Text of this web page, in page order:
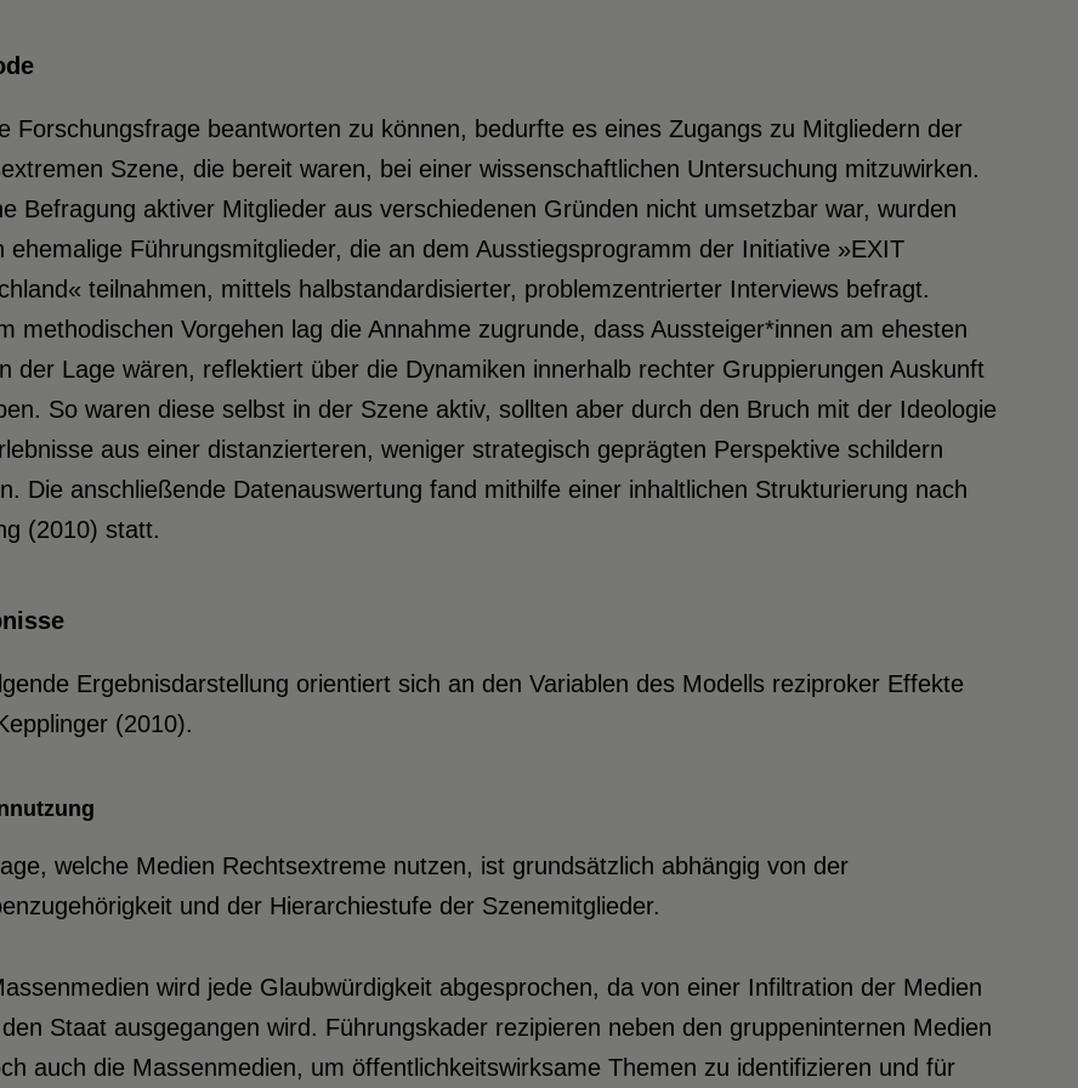
Forschungsfrage beantworten zu können, bedurfte es eines Zugangs zu Mitgliedern der
Szene, die bereit waren, bei einer wissenschaftlichen Untersuchung mitzuwirken.
Befragung aktiver Mitglieder aus verschiedenen Gründen nicht umsetzbar war, wurden
ehemalige Führungsmitglieder, die an dem Ausstiegsprogramm der Initiative »EXIT
teilnahmen, mittels halbstandardisierter, problemzentrierter Interviews befragt.
methodischen Vorgehen lag die Annahme zugrunde, dass Aussteiger*innen am ehesten
der Lage wären, reflektiert über die Dynamiken innerhalb rechter Gruppierungen Auskunft
So waren diese selbst in der Szene aktiv, sollten aber durch den Bruch mit der Ideologie
aus einer distanzierteren, weniger strategisch geprägten Perspektive schildern
Die anschließende Datenauswertung fand mithilfe einer inhaltlichen Strukturierung nach
(2010) statt.
Ergebnisdarstellung orientiert sich an den Variablen des Modells reziproker Effekte
(2010).
welche Medien Rechtsextreme nutzen, ist grundsätzlich abhängig von der
und der Hierarchiestufe der Szenemitglieder.
wird jede Glaubwürdigkeit abgesprochen, da von einer Infiltration der Medien
Staat ausgegangen wird. Führungskader rezipieren neben den gruppeninternen Medien
auch die Massenmedien, um öffentlichkeitswirksame Themen zu identifizieren und für